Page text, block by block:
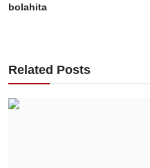
bolahita
Related Posts